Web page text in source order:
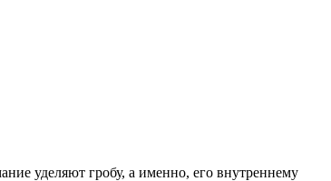
уделяют гробу, а именно, его внутреннему